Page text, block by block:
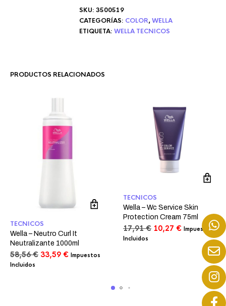
SKU: 3500519
CATEGORÍAS: COLOR,WELLA
ETIQUETA: WELLA TECNICOS
PRODUCTOS RELACIONADOS
TECNICOS
Wella – Neutro Curl It
Neutralizante 1000ml
58,56€ El
33,59 €ElImpuestos
Incluidos
TECNICOS
Wella – Wc Service Skin
Protection Cream 75ml
17,91€ El
10,27 €El
actual
10,27 €.
Impuestos
Incluidos